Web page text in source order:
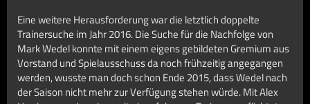
Eine weitere Herausforderung war die letztlich doppelte
Trainersuche im Jahr 2016. Die Suche für die Nachfolge von
Mark Wedel konnte mit einem eigens gebildeten Gremium aus
Vorstand und Spielausschuss da noch frühzeitig angegangen
werden, wusste man doch schon Ende 2015, dass Wedel nach
der Saison nicht mehr zur Verfügung stehen würde. Mit Alex